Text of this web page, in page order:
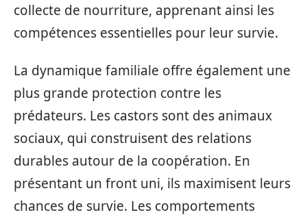
collecte de nourriture, apprenant ainsi les
compétences essentielles pour leur survie.
La dynamique familiale offre également une
plus grande protection contre les
prédateurs. Les castors sont des animaux
sociaux, qui construisent des relations
durables autour de la coopération. En
présentant un front uni, ils maximisent leurs
chances de survie. Les comportements